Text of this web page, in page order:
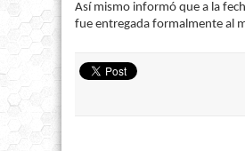
Así mismo informó que a la
fue entregada formalmente al